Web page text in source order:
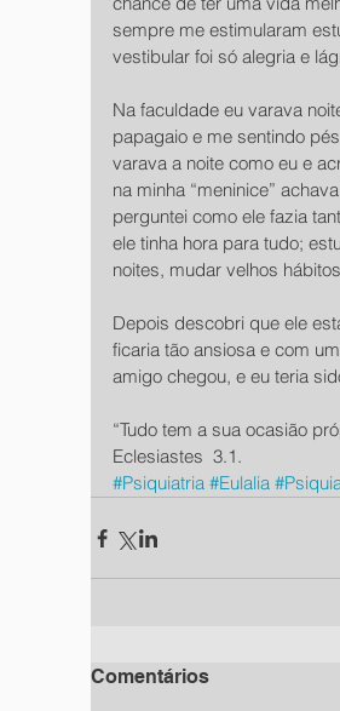
sempre me estimularam
vestibular foi só alegria e
Na faculdade eu varava
papagaio e me sentindo
varava a noite como eu e
na minha “meninice”
perguntei como ele fazia
ele tinha hora para tudo;
noites, mudar velhos
Depois descobri que ele
ficaria tão ansiosa e com
amigo chegou, e eu teria
“Tudo tem a sua ocasião
Eclesiastes  3.1.
#Psiquiatria #Eulalia
Comentários